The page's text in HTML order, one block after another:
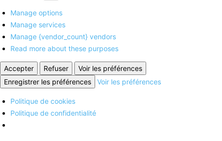
Manage options
Manage services
Manage {vendor_count} vendors
Read more about these purposes
Accepter Refuser
Voir les préférences
Enregistrer les préférences
Voir les préférences
Politique de cookies
Politique de confidentialité